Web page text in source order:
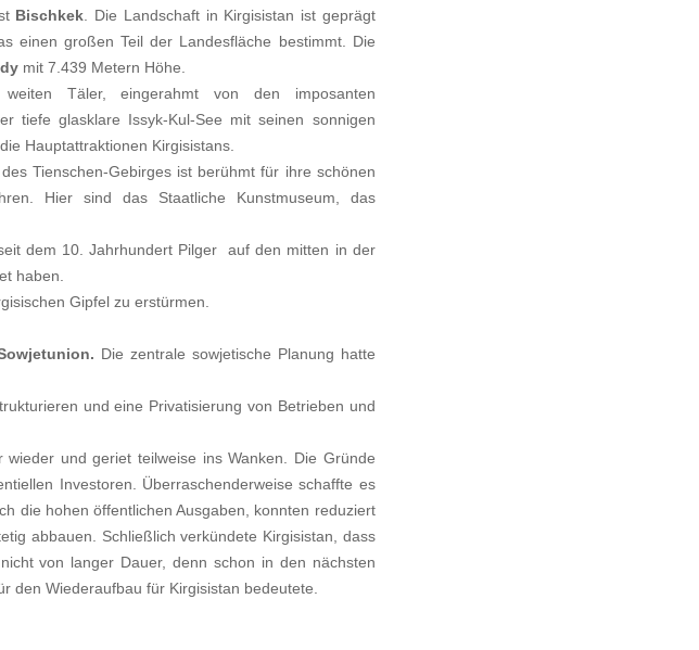
Bischkek. Die Landschaft in Kirgisistan ist geprägt
einen großen Teil der Landesfläche bestimmt. Die
mit 7.439 Metern Höhe.
Täler, eingerahmt von den imposanten
tiefe glasklare Issyk-Kul-See mit seinen sonnigen
Hauptattraktionen Kirgisistans.
Tienschen-Gebirges ist berühmt für ihre schönen
Hier sind das Staatliche Kunstmuseum, das
dem 10. Jahrhundert Pilger auf den mitten in der
haben.
Gipfel zu erstürmen.
Die zentrale sowjetische Planung hatte
und eine Privatisierung von Betrieben und
und geriet teilweise ins Wanken. Die Gründe
Investoren. Überraschenderweise schaffte es
die hohen öffentlichen Ausgaben, konnten reduziert
abbauen. Schließlich verkündete Kirgisistan, dass
von langer Dauer, denn schon in den nächsten
den Wiederaufbau für Kirgisistan bedeutete.